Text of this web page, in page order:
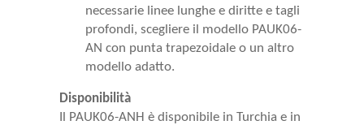
necessarie linee lunghe e diritte e tagli
profondi, scegliere il modello PAUK06-
AN con punta trapezoidale o un altro
modello adatto.
Disponibilità
Il PAUK06-ANH è disponibile in Turchia e in